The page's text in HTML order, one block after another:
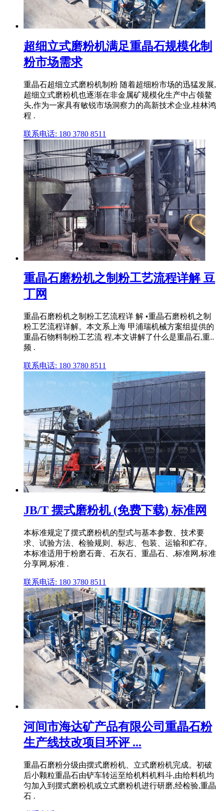
超细立式磨粉机满足重晶石规模化制
粉市场需求
重晶石超细立式磨粉机制粉 随着超细粉市场的迅猛发展,
超细立式磨粉机也逐渐在非金属矿规模化生产中占领鳌
头,作为一家具有敏锐市场洞察力的高新技术企业,桂林鸿
程 .
联系电话: 180 3780 8511
重晶石磨粉机之制粉工艺流程详解 豆
丁网
重晶石磨粉机之制粉工艺流程详 解 •重晶石磨粉机之制
粉工艺流程详解。本文系上海 甲浦瑞机械方案组提供的
重晶石物料制粉工艺流 程,本文讲解了什么是重晶石,重..
频 .
联系电话: 180 3780 8511
JB/T 摆式磨粉机 (免费下载) 标准网
本标准规定了摆式磨粉机的型式与基本参数、技术要
求、试验方法、检验规则、标志、包装、运输和贮存。
本标准适用于粉磨石膏、石灰石、重晶石、,标准网,标准
分享网,标准 .
联系电话: 180 3780 8511
河间市海达矿产品有限公司重晶石粉
生产线技改项目环评 ...
重晶石磨粉分级由摆式磨粉机、立式磨粉机完成。初破
后小颗粒重晶石由铲车转运至给机料机料斗,由给料机均
匀加入到摆式磨粉机或立式磨粉机进行研磨,经检验,重晶
石 .